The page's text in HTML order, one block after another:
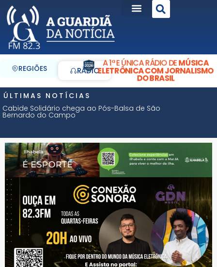
REGIÕES RÁDIO
A 1ª E ÚNICA RÁDIO DEMÚSICA
ELETRÔNICA COM JORNALISMO
DO BRASIL
ÚLTIMAS NOTÍCIAS
Cabide Solidário chega ao Pós-Balsa de São
Bernardo do Campo